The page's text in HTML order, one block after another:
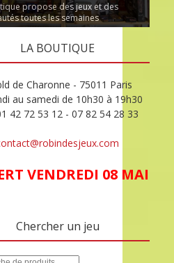
propose des jeux et des
toutes les semaines
LA BOUTIQUE
de Charonne - 75011 Paris
au samedi de 10h30 à 19h30
42 72 53 12 - 07 82 54 28 33
VENDREDI 08 MAI
Chercher un jeu